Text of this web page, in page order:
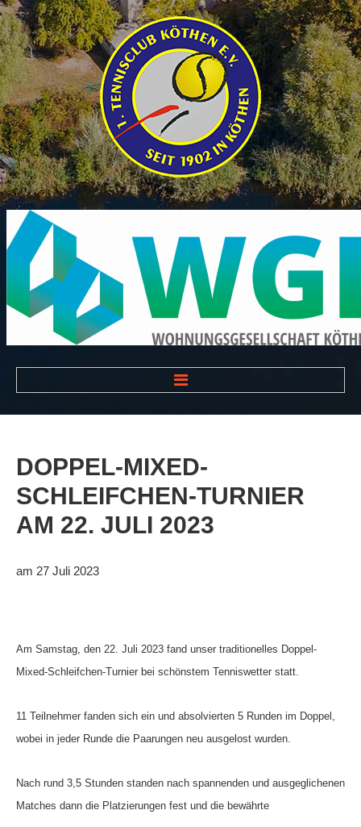
VEREIN
Der Vorstand
Das Clubhaus
Bespannungsservice
Die Sponsoren
Die Fotos
Punktspiele
DOPPEL-MIXED-
SCHLEIFCHEN-TURNIER
AM 22. JULI 2023
am 27 Juli 2023
Am Samstag, den 22. Juli 2023 fand unser traditionelles Doppel-
Mixed-Schleifchen-Turnier bei schönstem Tenniswetter statt.
11 Teilnehmer fanden sich ein und absolvierten 5 Runden im Doppel,
wobei in jeder Runde die Paarungen neu ausgelost wurden.
Nach rund 3,5 Stunden standen nach spannenden und ausgeglichenen
Matches dann die Platzierungen fest und die bewährte